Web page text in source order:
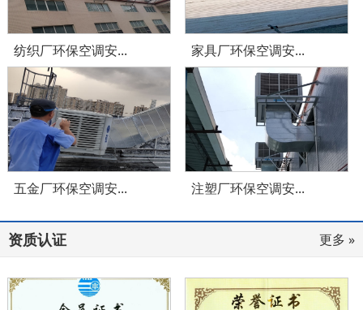
纺织厂环保空调安... 家具厂环保空调安...
五金厂环保空调安... 注塑厂环保空调安...
资质认证 更多 »